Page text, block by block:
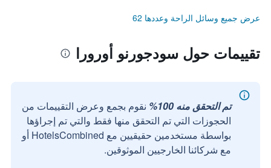
عرض جميع وسائل الراحة وعددها 62
تقييمات حول سودجورنو أورورا
تم التحقق منه 100%
نقوم بجمع وعرض التقييمات من
الحجوزات التي تم التحقق منها فقط والتي تم إجراؤها
بواسطة مستخدمين حقيقيين مع HotelsCombined أو
مع شركائنا الخارجيين الموثوقين.